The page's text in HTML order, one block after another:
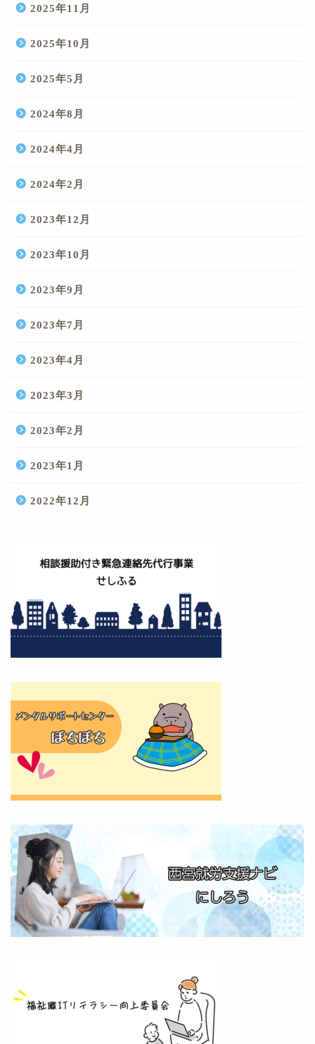
2025年11月
2025年10月
2025年5月
2024年8月
2024年4月
2024年2月
2023年12月
2023年10月
2023年9月
2023年7月
2023年4月
2023年3月
2023年2月
2023年1月
2022年12月